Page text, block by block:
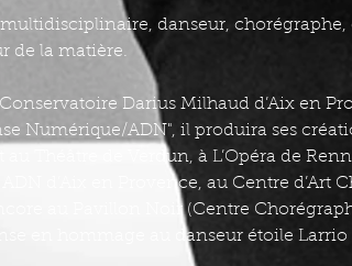
danseur,
de la matière.
Darius Milhaud d’Aix en
Numérique/ADN", il produira ses
Théâtre de Verdun, à L’Opéra de
d’Aix en Provence, au Centre d’Art
au Pavillon Noir (Centre
en hommage au danseur étoile Larrio